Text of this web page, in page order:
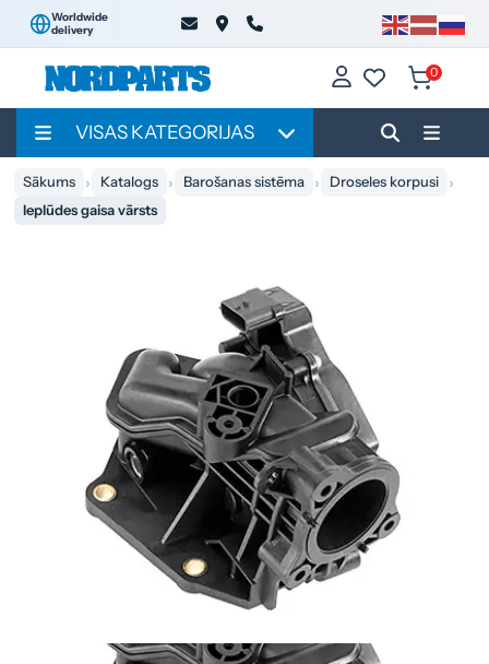
Worldwide
delivery
0
VISAS KATEGORIJAS
Sākums Katalogs Barošanas sistēma
Droseles korpusi
Ieplūdes gaisa vārsts